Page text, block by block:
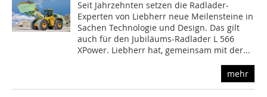
Seit Jahrzehnten setzen die Radlader-
Experten von Liebherr neue Meilensteine in
Sachen Technologie und Design. Das gilt
auch für den Jubiläums-Radlader L 566
XPower. Liebherr hat, gemeinsam mit der...
mehr